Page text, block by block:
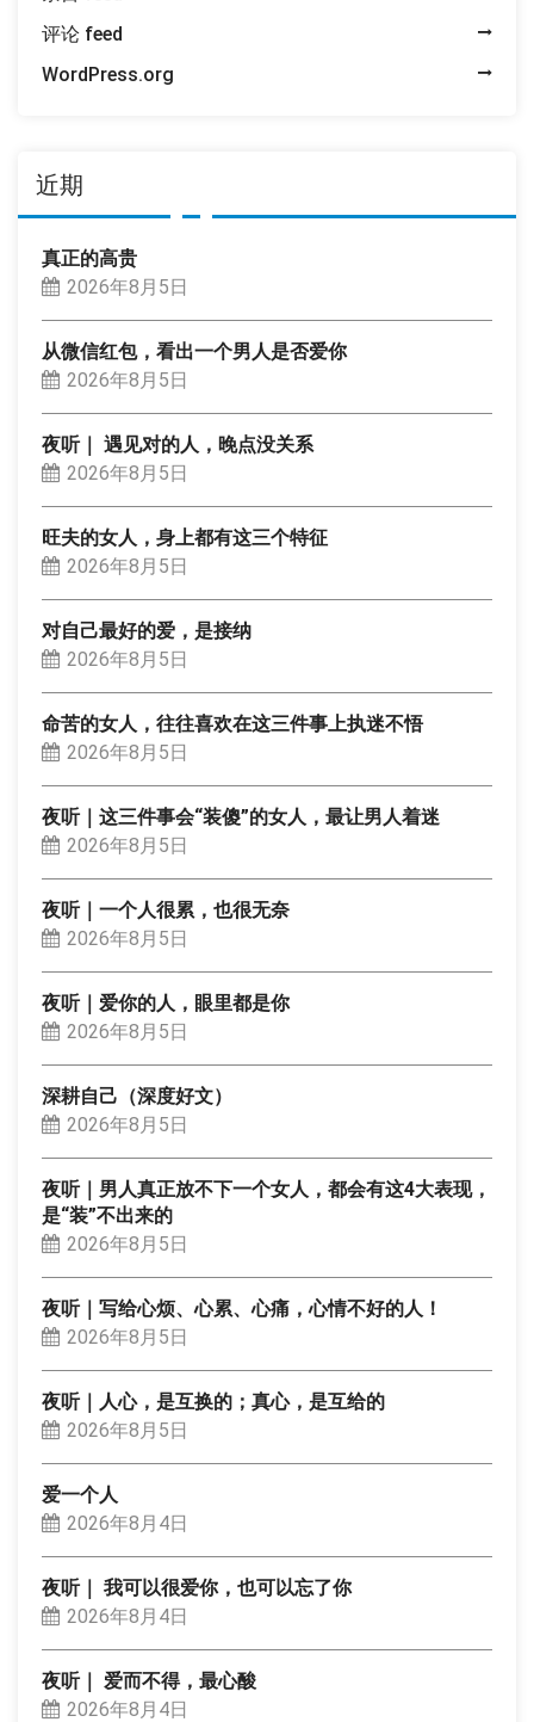
评论 feed
WordPress.org
近期
真正的高贵
2026年8月5日
从微信红包，看出一个男人是否爱你
2026年8月5日
夜听｜ 遇见对的人，晚点没关系
2026年8月5日
旺夫的女人，身上都有这三个特征
2026年8月5日
对自己最好的爱，是接纳
2026年8月5日
命苦的女人，往往喜欢在这三件事上执迷不悟
2026年8月5日
夜听｜这三件事会“装傻”的女人，最让男人着迷
2026年8月5日
夜听｜一个人很累，也很无奈
2026年8月5日
夜听｜爱你的人，眼里都是你
2026年8月5日
深耕自己（深度好文）
2026年8月5日
夜听｜男人真正放不下一个女人，都会有这4大表现，
是“装”不出来的
2026年8月5日
夜听｜写给心烦、心累、心痛，心情不好的人！
2026年8月5日
夜听｜人心，是互换的；真心，是互给的
2026年8月5日
爱一个人
2026年8月4日
夜听｜ 我可以很爱你，也可以忘了你
2026年8月4日
夜听｜ 爱而不得，最心酸
2026年8月4日